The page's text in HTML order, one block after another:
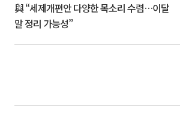
與 “세제개편안 다양한 목소리 수렴…이달
말 정리 가능성”